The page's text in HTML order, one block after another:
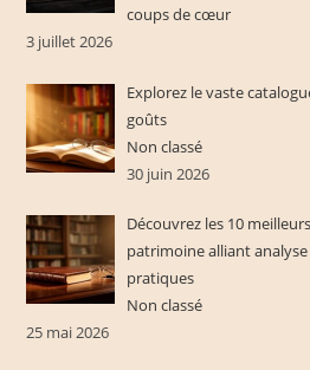
coups de cœur
3 juillet 2026
Explorez le vaste
goûts
Non classé
30 juin 2026
Découvrez les 10
patrimoine alliant
pratiques
Non classé
25 mai 2026